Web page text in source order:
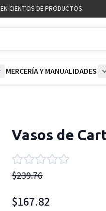
EN CIENTOS DE PRODUCTOS.
MERCERÍA Y MANUALIDADES
Vasos de
$239.76
$167.82